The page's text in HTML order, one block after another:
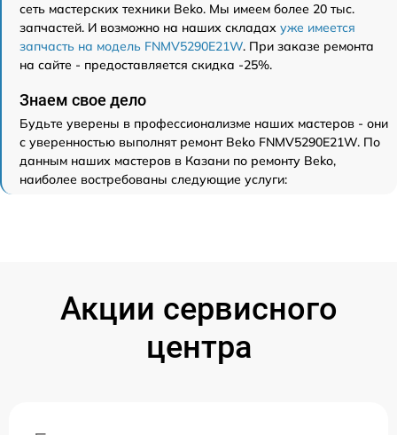
сеть мастерских техники Beko. Мы имеем более 20 тыс.
запчастей. И возможно на наших складах уже имеется
запчасть на модель FNMV5290E21W. При заказе ремонта
на сайте - предоставляется скидка -25%.
Знаем свое дело
Будьте уверены в профессионализме наших мастеров - они
с уверенностью выполнят ремонт Beko FNMV5290E21W. По
данным наших мастеров в Казани по ремонту Beko,
наиболее востребованы следующие услуги:
Акции сервисного
центра